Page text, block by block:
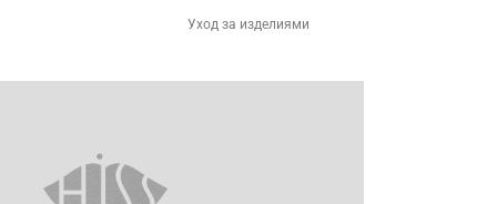
Уход за изделиями